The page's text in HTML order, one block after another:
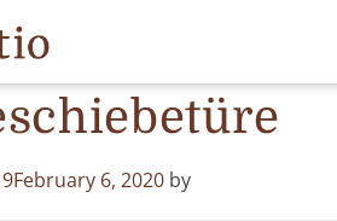
June 2019
February 6, 2020 by